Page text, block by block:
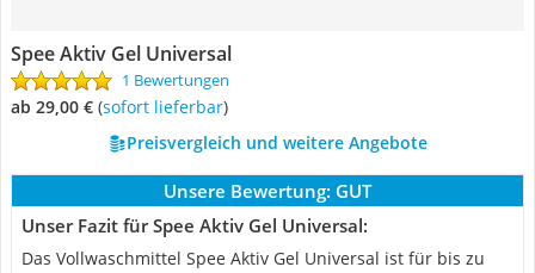
Spee Aktiv Gel Universal
1 Bewertungen
ab 29,00 € ( Sofort lieferbar)
Preisvergleich und weitere Angebote
Unsere Bewertung: GUT
Unser Fazit für Spee Aktiv Gel Universal:
Das Vollwaschmittel Spee Aktiv Gel Universal ist für bis zu